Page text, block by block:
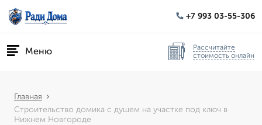
+7 993 03-55-306
Меню
Рассчитайте
стоимость онлайн
Главная
Строительство домика с душем на участке под ключ в
Нижнем Новгороде